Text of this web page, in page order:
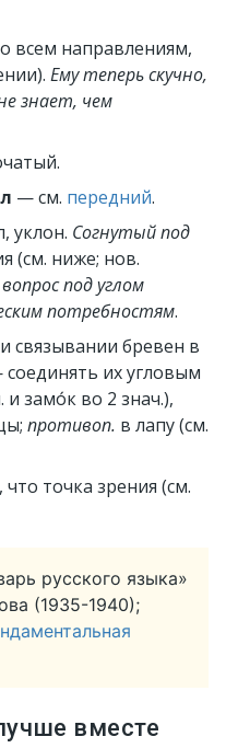
всем направлениям,
Ему теперь скучно,
знает, чем
— см. передний.
уклон. Согнутый под
(см. ниже; нов.
под углом
потребностям.
связывании бревен в
соединять их угловым
и замо́к во 2 знач.),
противоп. в лапу (см.
что точка зрения (см.
русского языка»
(1935-1940);
вместе